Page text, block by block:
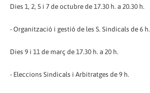
Dies 1, 2, 5 i 7 de octubre de 17.30 h. a 20.30 h.
- Organització i gestió de les S. Sindicals de 6 h.
Dies 9 i 11 de març de 17.30 h. a 20 h.
- Eleccions Sindicals i Arbitratges de 9 h.